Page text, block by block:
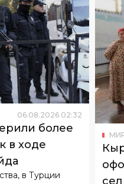
06.08.2026 02:32
более
в ходе
в Турции